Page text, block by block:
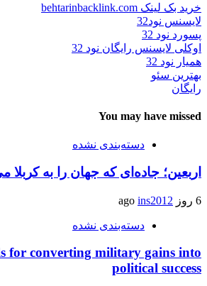
خرید بک لینک behtarinbacklink.com
لایسنس نود32
پسورد نود 32
اوکلی لایسنس رایگان نود 32
همیار نود 32
بهترین سئو
رایگان
You may have missed
دسته‌بندی نشده
اربعین؛ جاده‌ای که جهان را به کربلا
6 روز ago ins2012
دسته‌بندی نشده
for converting military gains into
political success